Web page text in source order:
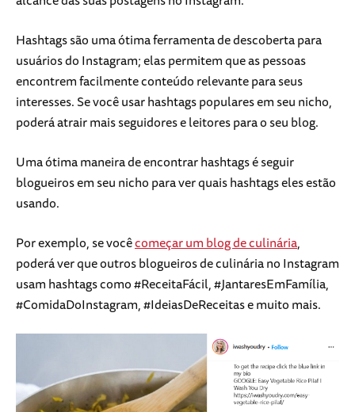
Hashtags são uma ótima ferramenta de descoberta para
usuários do Instagram; elas permitem que as pessoas
encontrem facilmente conteúdo relevante para seus
interesses. Se você usar hashtags populares em seu nicho,
poderá atrair mais seguidores e leitores para o seu blog.
Uma ótima maneira de encontrar hashtags é seguir
blogueiros em seu nicho para ver quais hashtags eles estão
usando.
Por exemplo, se vocêcomeçar um blog de culinária,
poderá ver que outros blogueiros de culinária no Instagram
usam hashtags como #ReceitaFácil, #JantaresEmFamília,
#ComidaDoInstagram, #IdeiasDeReceitas e muito mais.